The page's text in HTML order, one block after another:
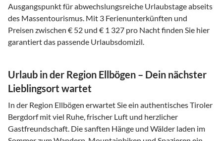
Ausgangspunkt für abwechslungsreiche Urlaubstage abseits
des Massentourismus. Mit 3 Ferienunterkünften und
Preisen zwischen € 52 und € 1 327 pro Nacht finden Sie hier
garantiert das passende Urlaubsdomizil.
Urlaub in der Region Ellbögen – Dein nächster
Lieblingsort wartet
In der Region Ellbögen erwartet Sie ein authentisches Tiroler
Bergdorf mit viel Ruhe, frischer Luft und herzlicher
Gastfreundschaft. Die sanften Hänge und Wälder laden im